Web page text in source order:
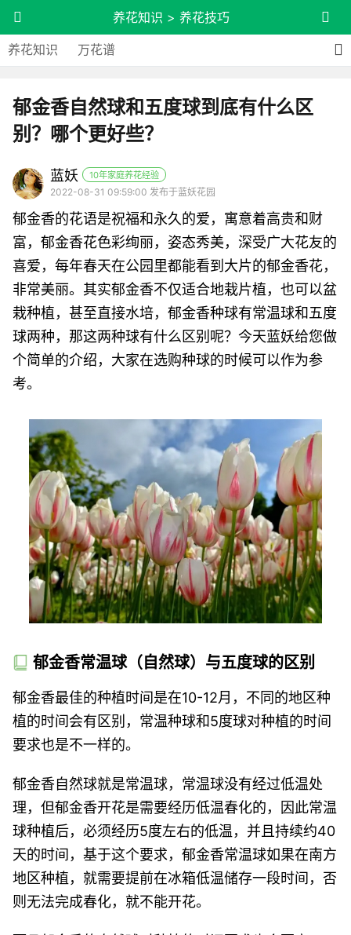
养花知识 >养花技巧
养花知识 万花谱
郁金香自然球和五度球到底有什么区
别？哪个更好些？
蓝妖 10年家庭养花经验
2022-08-31 09:59:00 发布于蓝妖花园
郁金香的花语是祝福和永久的爱，寓意着高贵和财
富，郁金香花色彩绚丽，姿态秀美，深受广大花友的
喜爱，每年春天在公园里都能看到大片的郁金香花，
非常美丽。其实郁金香不仅适合地栽片植，也可以盆
栽种植，甚至直接水培，郁金香种球有常温球和五度
球两种，那这两种球有什么区别呢？今天蓝妖给您做
个简单的介绍，大家在选购种球的时候可以作为参
考。
郁金香常温球（自然球）与五度球的区别
郁金香最佳的种植时间是在10-12月，不同的地区种
植的时间会有区别，常温种球和5度球对种植的时间
要求也是不一样的。
郁金香自然球就是常温球，常温球没有经过低温处
理，但郁金香开花是需要经历低温春化的，因此常温
球种植后，必须经历5度左右的低温，并且持续约40
天的时间，基于这个要求，郁金香常温球如果在南方
地区种植，就需要提前在冰箱低温储存一段时间，否
则无法完成春化，就不能开花。